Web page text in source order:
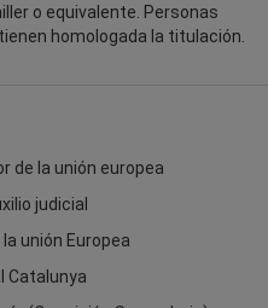
o equivalente. Personas
homologada la titulación.
de la unión europea
judicial
unión Europea
Catalunya